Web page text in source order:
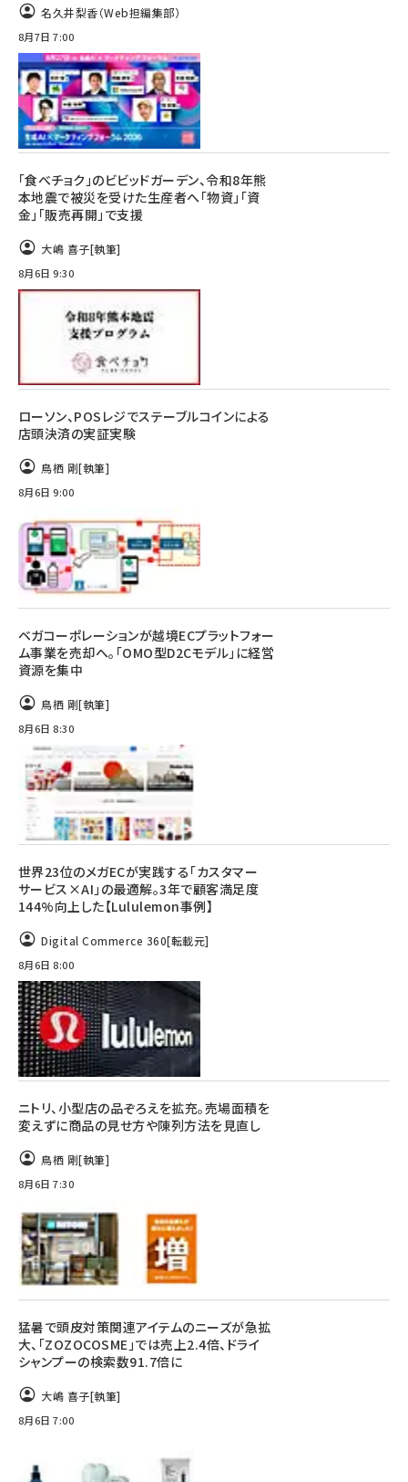
名久井梨香（Web担編集部）
8月7日 7:00
「食べチョク」のビビッドガーデン、令和8年熊
本地震で被災を受けた生産者へ「物資」「資
金」「販売再開」で支援
大嶋 喜子[執筆]
8月6日 9:30
ローソン、POSレジでステーブルコインによる
店頭決済の実証実験
鳥栖 剛[執筆]
8月6日 9:00
ベガコーポレーションが越境ECプラットフォー
ム事業を売却へ。「OMO型D2Cモデル」に経営
資源を集中
鳥栖 剛[執筆]
8月6日 8:30
世界23位のメガECが実践する「カスタマー
サービス×AI」の最適解。3年で顧客満足度
144%向上した【Lululemon事例】
Digital Commerce 360[転載元]
8月6日 8:00
ニトリ、小型店の品ぞろえを拡充。売場面積を
変えずに商品の見せ方や陳列方法を見直し
鳥栖 剛[執筆]
8月6日 7:30
猛暑で頭皮対策関連アイテムのニーズが急拡
大、「ZOZOCOSME」では売上2.4倍、ドライ
シャンプーの検索数91.7倍に
大嶋 喜子[執筆]
8月6日 7:00